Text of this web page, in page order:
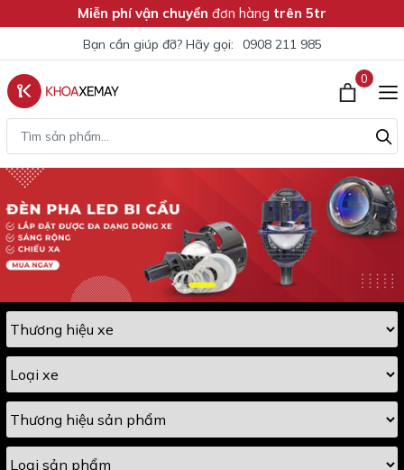
Miễn phí vận chuyển đơn hàng trên 5tr
Bạn cần giúp đỡ? Hãy gọi: 0908 211 985
0